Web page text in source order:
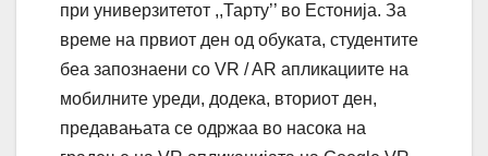
при универзитетот ,,Тарту’’ во Естонија. За
време на првиот ден од обуката, студентите
беа запознаени со VR / AR апликациите на
мобилните уреди, додека, вториот ден,
предавањата се одржаа во насока на